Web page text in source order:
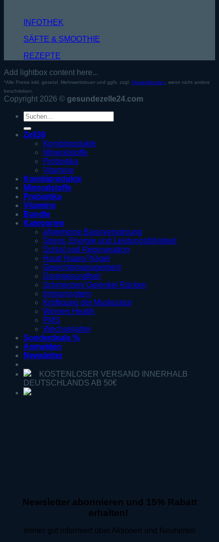
INFOTHEK
SÄFTE & SMOOTHIE
REZEPTE
Add lightbox content here...
*Alle Preise inkl. gesetzl. Mehrwertsteuer und ggfs. zzgl. Versandkosten , wenn nicht anders
beschrieben.
Copyright 2026 © gesundezelle24.com
Suche
nach:
Zell38
Kombiprodukte
Mineralstoffe
Probiotika
Vitamine
Kombiprodukte
Mineralstoffe
Probiotika
Vitamine
Bundle
Kategorien
allgemeine Basisversorgung
Stress, Energie und Leistungsfähigkeit
Schlaf und Regeneration
Haut/ Haare/ Nägel
Gewichtsmanagement
Darmgesundheit
Schmerzen/ Gelenke/ Rücken
Immunsystem
Kräftigung der Muskulatur
Women Health
PMS
Wechseljahre
Sonderdeals %
Anmelden
Newsletter
KOSTENLOSER VERSAND INNERHALB
DEUTSCHLANDS AB 50€
Newsletter abonnieren und 15% Rabatt
erhalten!
Immer gut informiert über Aktionen und Neuheiten